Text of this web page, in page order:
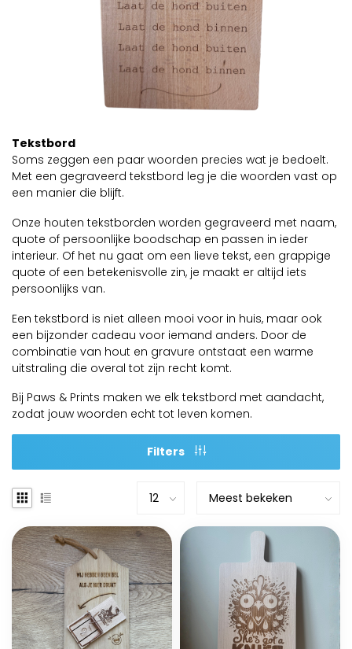
Tekstbord
Soms zeggen een paar woorden precies wat je bedoelt.
Met een gegraveerd tekstbord leg je die woorden vast op
een manier die blijft.
Onze houten tekstborden worden gegraveerd met naam,
quote of persoonlijke boodschap en passen in ieder
interieur. Of het nu gaat om een lieve tekst, een grappige
quote of een betekenisvolle zin, je maakt er altijd iets
persoonlijks van.
Een tekstbord is niet alleen mooi voor in huis, maar ook
een bijzonder cadeau voor iemand anders. Door de
combinatie van hout en gravure ontstaat een warme
uitstraling die overal tot zijn recht komt.
Bij Paws & Prints maken we elk tekstbord met aandacht,
zodat jouw woorden echt tot leven komen.
Filters